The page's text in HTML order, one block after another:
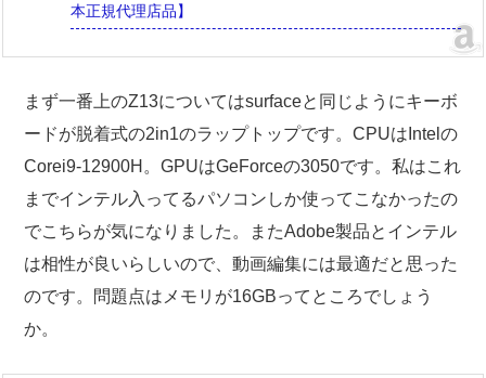
本正規代理店品】
まず一番上のZ13についてはsurfaceと同じようにキーボ
ードが脱着式の2in1のラップトップです。CPUはIntelの
Corei9-12900H。GPUはGeForceの3050です。私はこれ
までインテル入ってるパソコンしか使ってこなかったの
でこちらが気になりました。またAdobe製品とインテル
は相性が良いらしいので、動画編集には最適だと思った
のです。問題点はメモリが16GBってところでしょう
か。